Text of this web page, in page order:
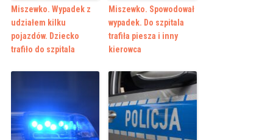
Miszewko. Wypadek z
udziałem kilku
pojazdów. Dziecko
trafiło do szpitala
Miszewko. Spowodował
wypadek. Do szpitala
trafiła piesza i inny
kierowca